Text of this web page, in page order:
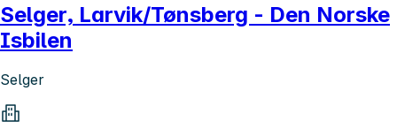
Selger, Larvik/Tønsberg - Den Norske
Isbilen
Selger